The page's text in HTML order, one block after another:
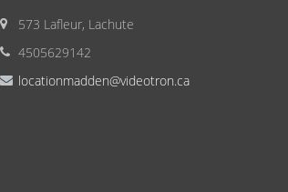
573 Lafleur, Lachute
4505629142
locationmadden@videotron.ca